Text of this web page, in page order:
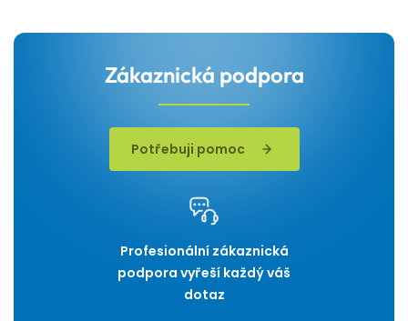
Zákaznická podpora
Potřebuji pomoc
Profesionální zákaznická
podpora vyřeší každý váš
dotaz